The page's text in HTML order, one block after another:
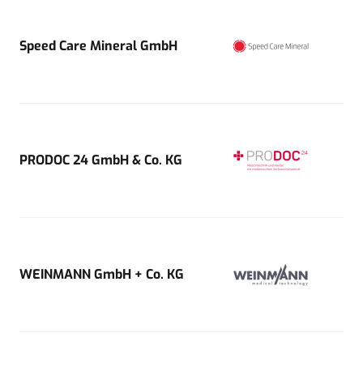
Speed Care Mineral GmbH
PRODOC 24 GmbH & Co. KG
WEINMANN GmbH + Co. KG